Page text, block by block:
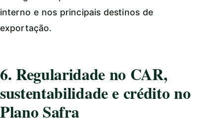
interno e nos principais destinos de
exportação.
6. Regularidade no CAR,
sustentabilidade e crédito no
Plano Safra